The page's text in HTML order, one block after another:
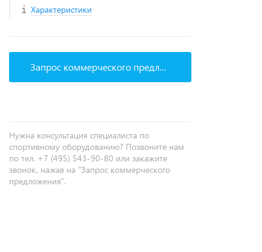
Характеристики
Запрос коммерческого предложения
Нужна консультация специалиста по
спортивному оборудованию? Позвоните нам
по тел. +7 (495) 543-90-80 или закажите
звонок, нажав на "Запрос коммерческого
предложения".